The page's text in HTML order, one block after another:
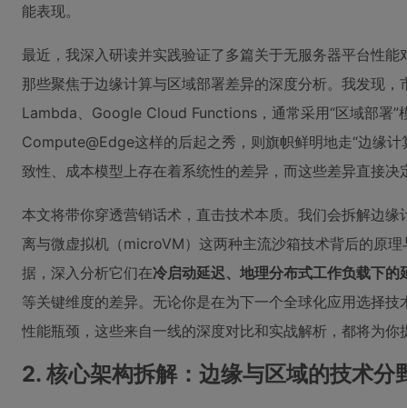
能表现。
最近，我深入研读并实践验证了多篇关于无服务器平台性
那些聚焦于边缘计算与区域部署差异的深度分析。我发现
Lambda、Google Cloud Functions，通常采用“区域部署
Compute@Edge这样的后起之秀，则旗帜鲜明地走“边缘
致性、成本模型上存在着系统性的差异，而这些差异直接
本文将带你穿透营销话术，直击技术本质。我们会拆解边
离与微虚拟机（microVM）这两种主流沙箱技术背后的原
据，深入分析它们在冷启动延迟、地理分布式工作负载下
等关键维度的差异。无论你是在为下一个全球化应用选择
性能瓶颈，这些来自一线的深度对比和实战解析，都将为你
2. 核心架构拆解：边缘与区域的技术分